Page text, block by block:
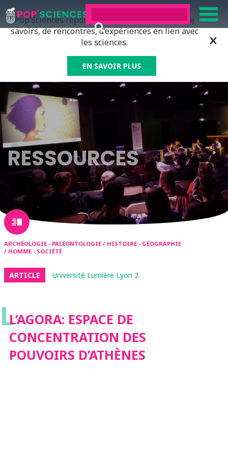
Pop’Sciences répond à tous ceux qui ont soif de
savoirs, de rencontres, d’expériences en lien avec
les sciences.
EN SAVOIR PLUS
RESSOURCES
ARCHÉOLOGIE - PALÉONTOLOGIE / HISTOIRE - GÉOGRAPHIE
/ HOMME - SOCIÉTÉ
ARTICLE Université Lumière Lyon 2
LL’AGORA: ESPACE DE
CONCENTRATION DES
POUVOIRS D’ATHÈNES